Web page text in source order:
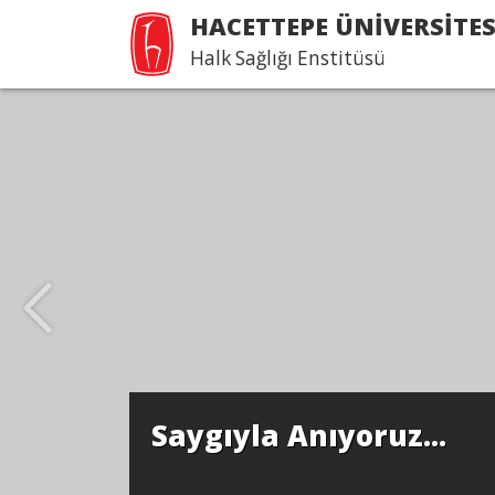
HACETTEPE
Halk Sağlığı Enstitüsü
Saygıyla Anıyoruz...